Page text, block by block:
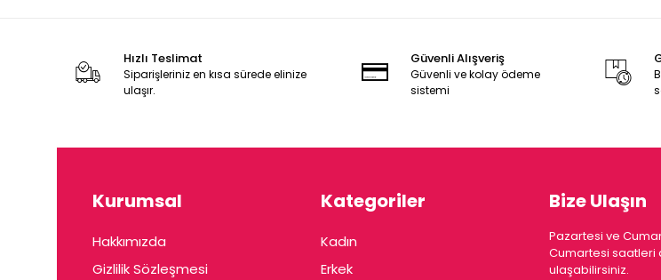
Hızlı Teslimat
Siparişleriniz en kısa sürede elinize
ulaşır.
Güvenli Alışveriş
Güvenli ve kolay ödeme
sistemi
Kurumsal
Hakkımızda
Gizlilik Sözleşmesi
Kategoriler
Kadın
Erkek
Bize Ulaşın
Pazartesi ve
Cumartesi saatleri
ulaşabilirsiniz.